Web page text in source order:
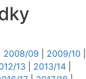
2008/09 2009/10
13 2013/14